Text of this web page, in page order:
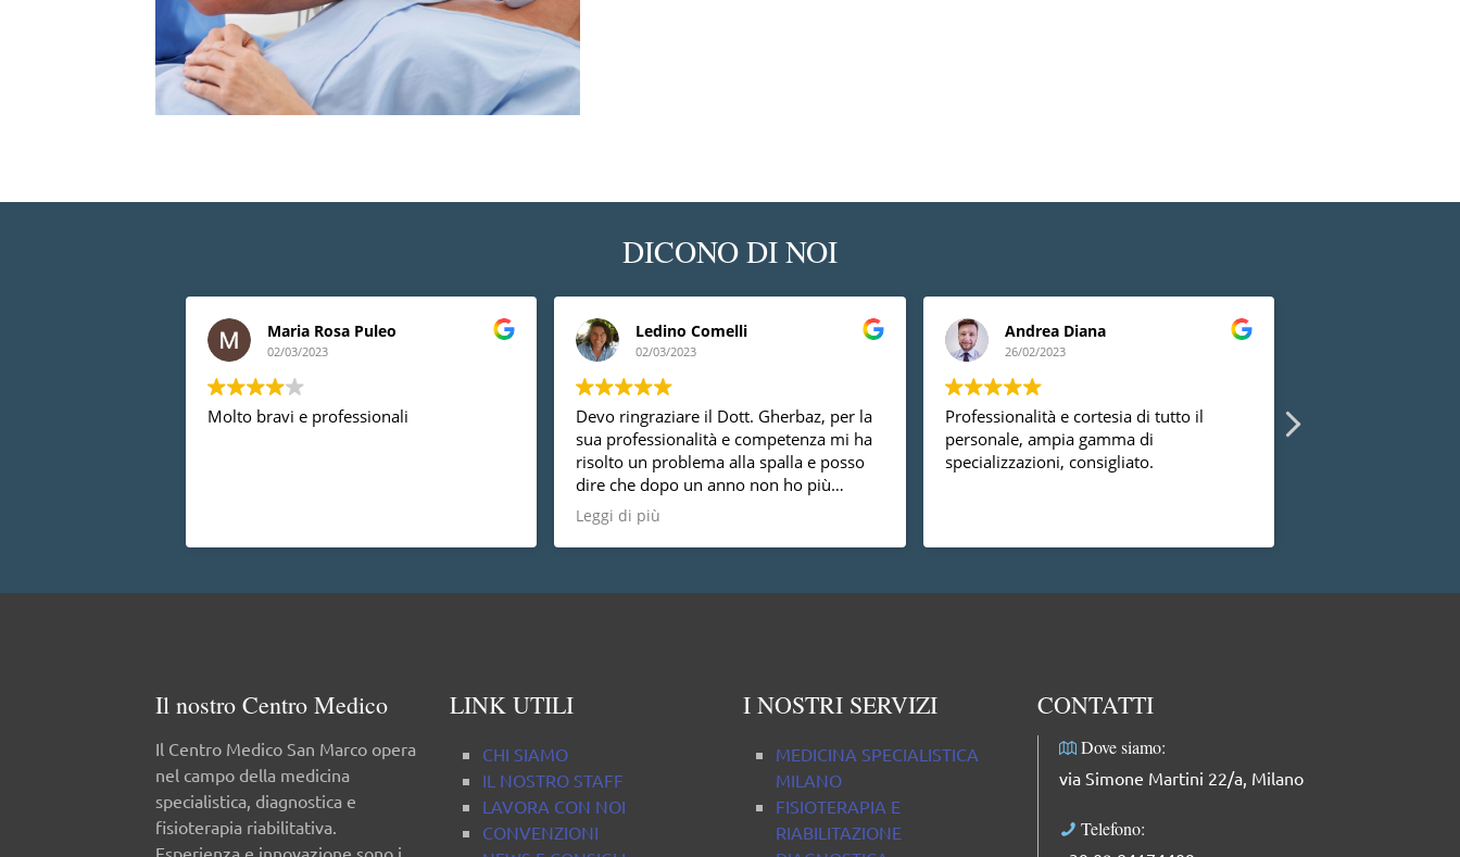
DICONO DI NOI
Maria Rosa Puleo
02/03/2023
Molto bravi e professionali
Ledino Comelli
02/03/2023
Devo ringraziare il Dott. Gherbaz, per la
sua professionalità e competenza mi ha
risolto un problema alla spalla e posso
dire che dopo un anno non ho più
nessun dolore, vorrei anche dire che è
una persona molto disponibile cosa non
da tutti.
Leggi di più
Andrea Diana
26/02/2023
Professionalità e cortesia di tutto il
personale, ampia gamma di
specializzazioni, consigliato.
Il nostro Centro Medico
Il Centro Medico San Marco opera
nel campo della medicina
specialistica, diagnostica e
fisioterapia riabilitativa.
Esperienza e innovazione sono i
LINK UTILI
CHI SIAMO
IL NOSTRO STAFF
LAVORA CON NOI
CONVENZIONI
I NOSTRI SERVIZI
MEDICINA SPECIALISTICA
MILANO
FISIOTERAPIA E
RIABILITAZIONE
CONTATTI
Dove siamo:
via Simone Martini 22/a, Milano
Telefono: